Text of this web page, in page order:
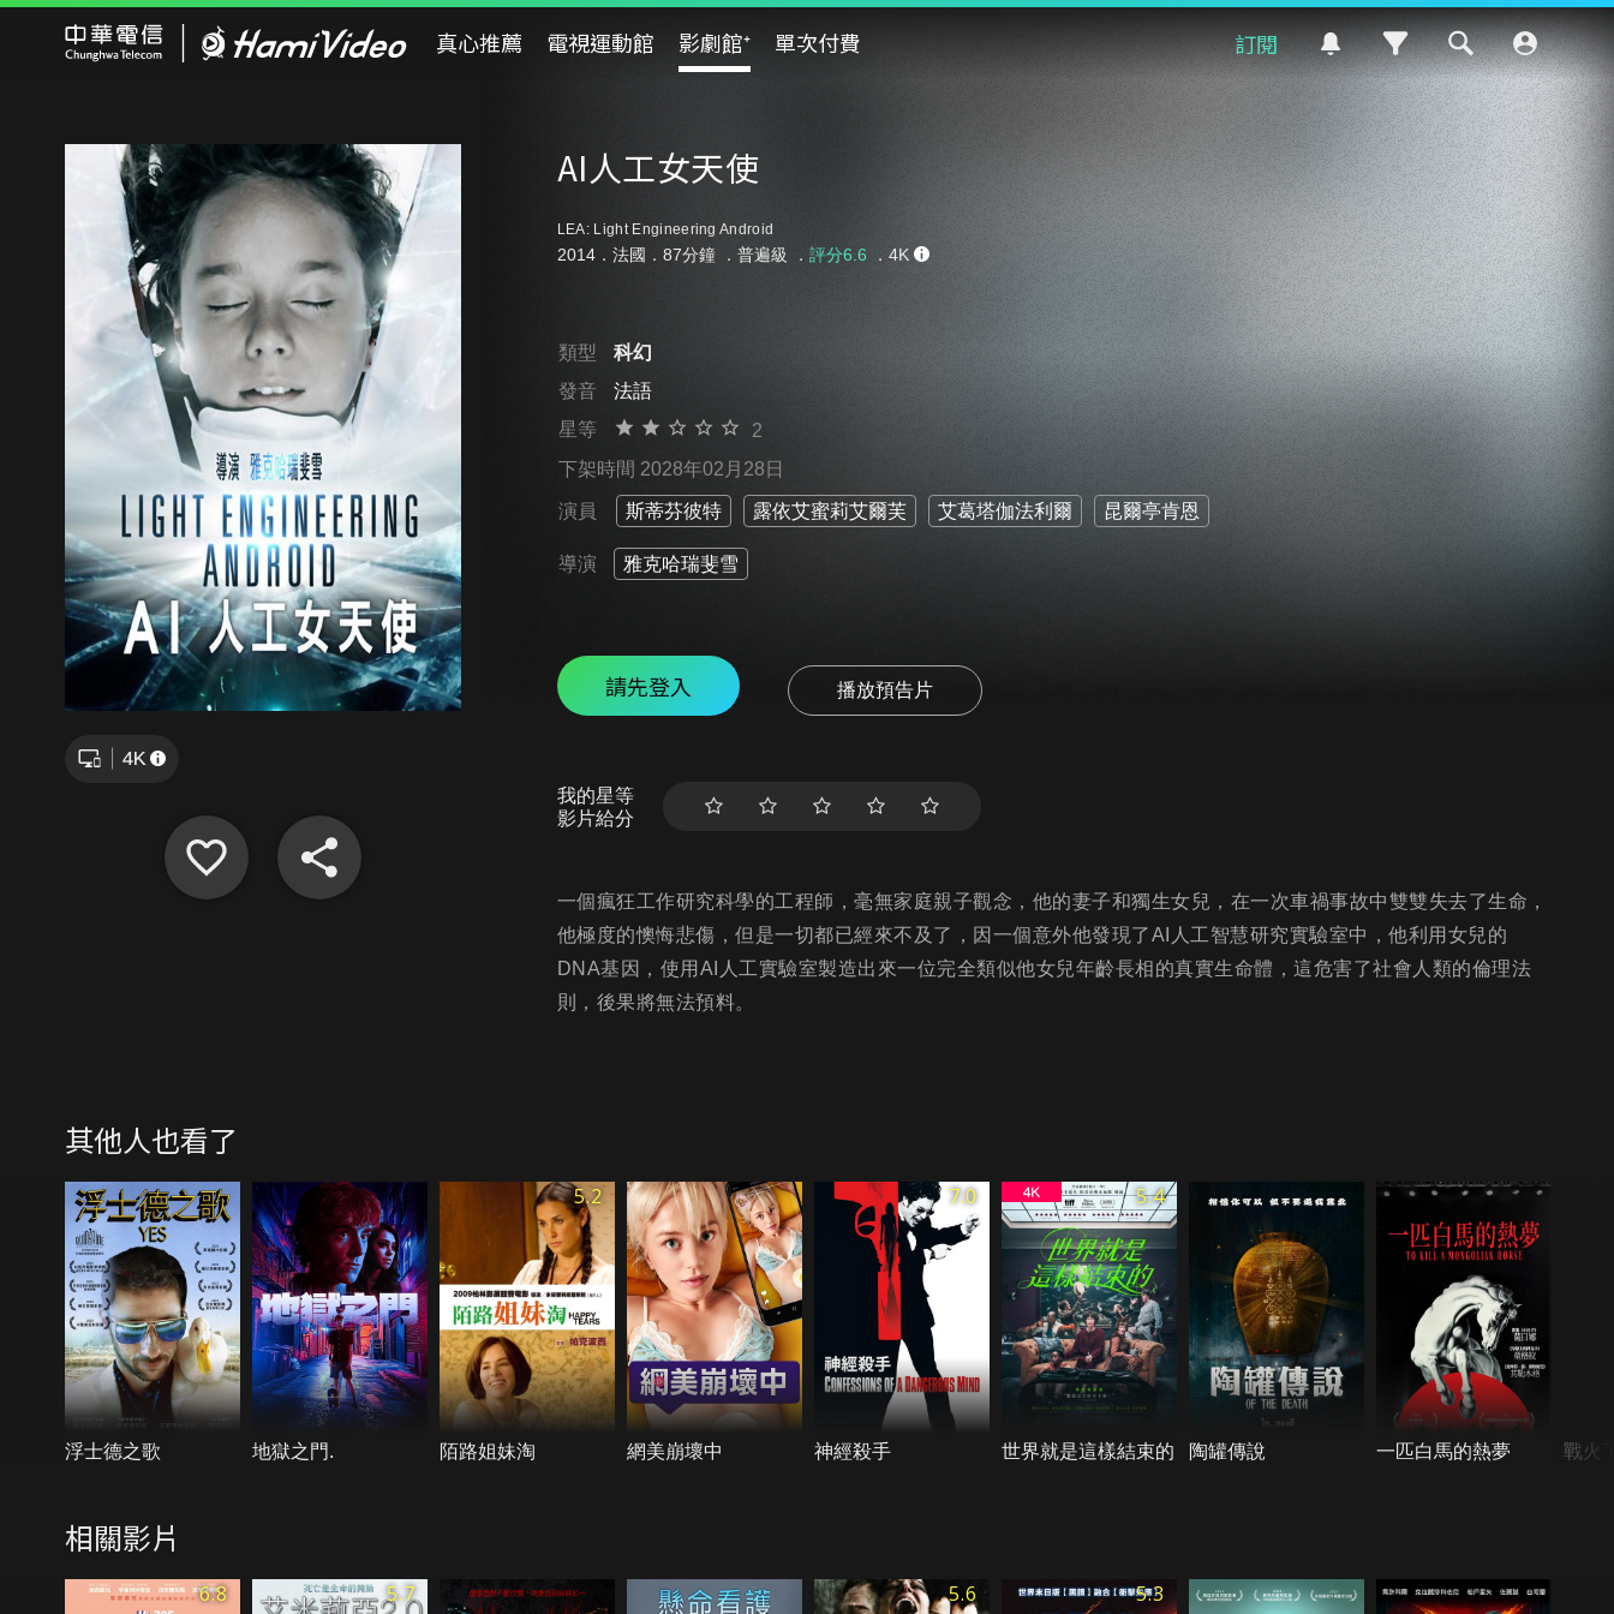
真心推薦 電視運動館 影劇館⁺ 單次付費 訂閱
AI人工女天使
LEA: Light Engineering Android
2014．法國．87分鐘 ． 普遍級 ． 評分6.6 ．4K
類型
科幻
發音
法語
星等
2
下架時間 2028年02月28日
演員 斯蒂芬彼特 露依艾蜜莉艾爾芙 艾葛塔伽法利爾 昆爾亭肯恩
導演 雅克哈瑞斐雪
請先登入 播放預告片
我的星等
影片給分
一個瘋狂工作研究科學的工程師，毫無家庭親子觀念，他的妻子和獨生女兒，在一次車禍事故中雙雙失去了生命，
他極度的懊悔悲傷，但是一切都已經來不及了，因一個意外他發現了AI人工智慧研究實驗室中，他利用女兒的
DNA基因，使用AI人工實驗室製造出來一位完全類似他女兒年齡長相的真實生命體，這危害了社會人類的倫理法
則，後果將無法預料。
其他人也看了
浮士德之歌 地獄之門.
5.2
陌路姐妹淘 網美崩壞中
7.0
神經殺手
5.4
世界就是這樣結束的 陶罐傳說 一匹白馬的熱夢 戰火
相關影片
6.8 5.7 5.6 5.3